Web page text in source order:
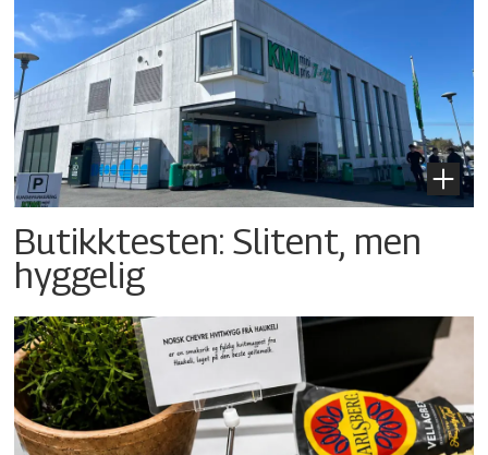
Butikktesten: Slitent, men
hyggelig